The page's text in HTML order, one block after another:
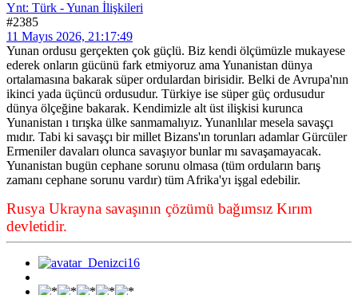
Ynt: Türk - Yunan İlişkileri
#2385
11 Mayıs 2026, 21:17:49
Yunan ordusu gerçekten çok güçlü. Biz kendi ölçümüzle mukayese
ederek onların gücünü fark etmiyoruz ama Yunanistan dünya
ortalamasına bakarak süper ordulardan birisidir. Belki de Avrupa'nın
ikinci yada üçüncü ordusudur. Türkiye ise süper güç ordusudur
dünya ölçeğine bakarak. Kendimizle alt üst ilişkisi kurunca
Yunanistan ı tırışka ülke sanmamalıyız. Yunanlılar mesela savaşçı
mıdır. Tabi ki savaşçı bir millet Bizans'ın torunları adamlar Gürcüler
Ermeniler davaları olunca savaşıyor bunlar mı savaşamayacak.
Yunanistan bugün cephane sorunu olmasa (tüm orduların barış
zamanı cephane sorunu vardır) tüm Afrika'yı işgal edebilir.
Rusya Ukrayna savaşının çözümü bağımsız Kırım
devletidir.